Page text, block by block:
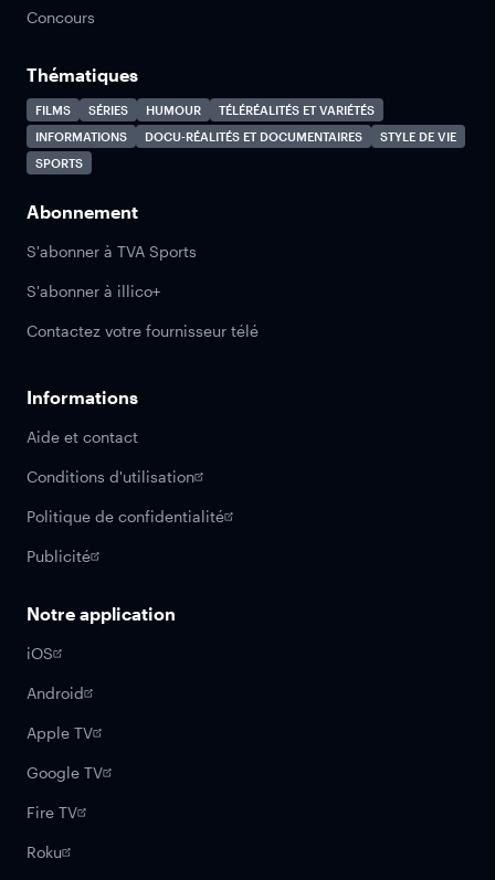
Concours
Thématiques
FILMS SÉRIES HUMOUR
TÉLÉRÉALITÉS ET VARIÉTÉS
INFORMATIONS
DOCU-RÉALITÉS ET DOCUMENTAIRES
STYLE DE VIE
SPORTS
Abonnement
S'abonner à TVA Sports
S'abonner à illico+
Contactez votre fournisseur télé
Informations
Aide et contact
Conditions d'utilisation
Politique de confidentialité
Publicité
Notre application
iOS
Android
Apple TV
Google TV
Fire TV
Roku